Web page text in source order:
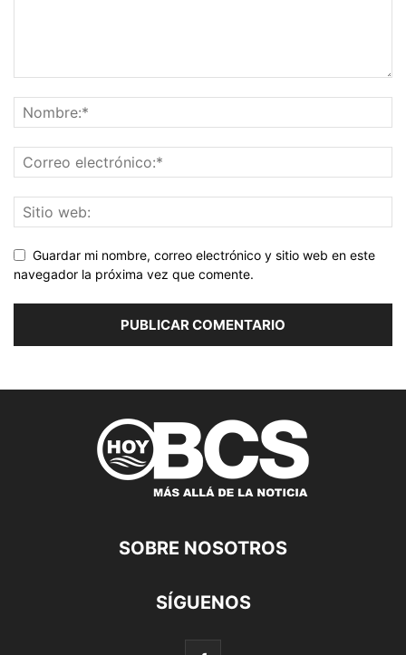
Guardar mi nombre, correo electrónico y sitio web en este
navegador la próxima vez que comente.
SOBRE NOSOTROS
SÍGUENOS